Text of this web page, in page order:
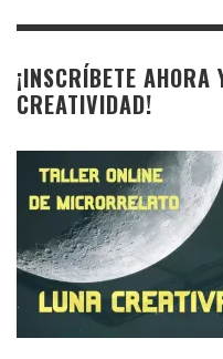
¡INSCRÍBETE AHORA
CREATIVIDAD!